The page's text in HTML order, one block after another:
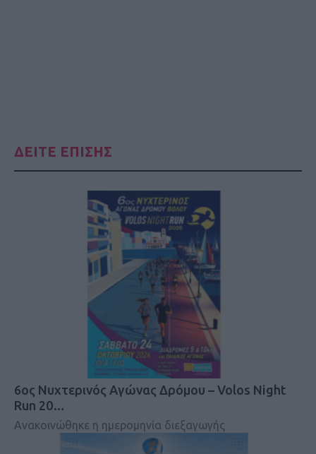
ΔΕΙΤΕ ΕΠΙΣΗΣ
6ος Νυχτερινός Αγώνας Δρόμου – Volos Night
Run 20…
Ανακοινώθηκε η ημερομηνία διεξαγωγής